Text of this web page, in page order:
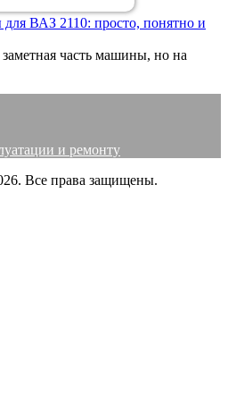
ВАЗ 2110: просто, понятно и
часть машины, но на
и ремонту
Все права защищены.